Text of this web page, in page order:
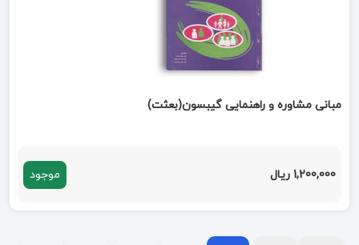
مبانی مشاوره و راهنمایی گیبسون(بعثت)
1,200,000 ریال موجود